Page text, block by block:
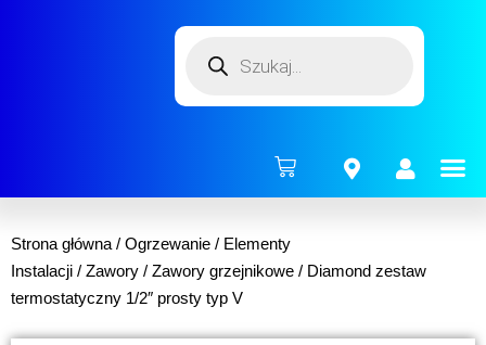
Strona główna / Ogrzewanie / Elementy
Instalacji / Zawory / Zawory grzejnikowe / Diamond zestaw
termostatyczny 1/2″ prosty typ V